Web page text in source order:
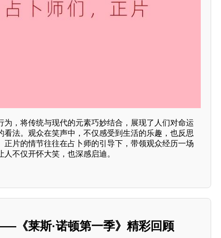
为，将传统与现代的元素巧妙结合，展现了人们对命运
看法。观众在笑声中，不仅感受到生活的乐趣，也反思
正片的情节往往在占卜师的引导下，带领观众经历一场
不仅开怀大笑，也深感启迪。
《莱斯·诺顿第一季》精彩回顾